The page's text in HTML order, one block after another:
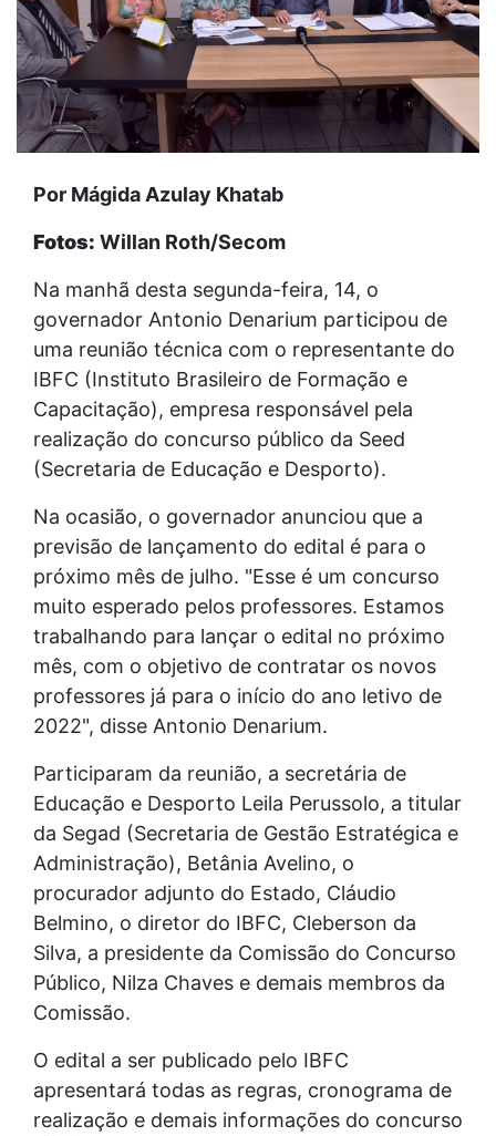
Por Mágida Azulay Khatab
Fotos: Willan Roth/Secom
Na manhã desta segunda-feira, 14, o
governador Antonio Denarium participou de
uma reunião técnica com o representante do
IBFC (Instituto Brasileiro de Formação e
Capacitação), empresa responsável pela
realização do concurso público da Seed
(Secretaria de Educação e Desporto).
Na ocasião, o governador anunciou que a
previsão de lançamento do edital é para o
próximo mês de julho. "Esse é um concurso
muito esperado pelos professores. Estamos
trabalhando para lançar o edital no próximo
mês, com o objetivo de contratar os novos
professores já para o início do ano letivo de
2022", disse Antonio Denarium.
Participaram da reunião, a secretária de
Educação e Desporto Leila Perussolo, a titular
da Segad (Secretaria de Gestão Estratégica e
Administração), Betânia Avelino, o
procurador adjunto do Estado, Cláudio
Belmino, o diretor do IBFC, Cleberson da
Silva, a presidente da Comissão do Concurso
Público, Nilza Chaves e demais membros da
Comissão.
O edital a ser publicado pelo IBFC
apresentará todas as regras, cronograma de
realização e demais informações do concurso